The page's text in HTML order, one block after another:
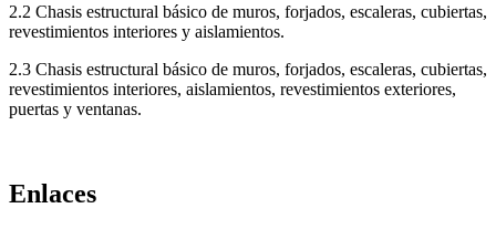
2.2 Chasis estructural básico de muros, forjados, escaleras, cubiertas,
revestimientos interiores y aislamientos.
2.3 Chasis estructural básico de muros, forjados, escaleras, cubiertas,
revestimientos interiores, aislamientos, revestimientos exteriores,
puertas y ventanas.
Enlaces